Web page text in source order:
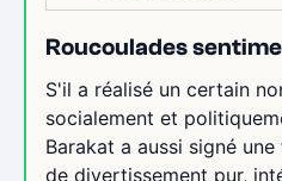
Roucoulades
S'il a réalisé un certain
socialement et
Barakat a aussi signé
de divertissement pur,